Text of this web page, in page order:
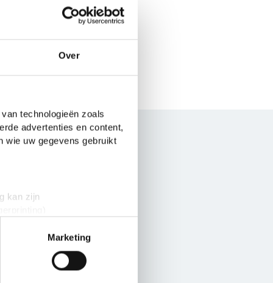
Over
technologieën zoals
advertenties en content,
wie uw gegevens gebruikt
kan zijn
te bieden en om ons
Marketing